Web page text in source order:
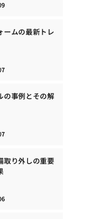
ームの最新トレ
の事例とその解
取り外しの重要